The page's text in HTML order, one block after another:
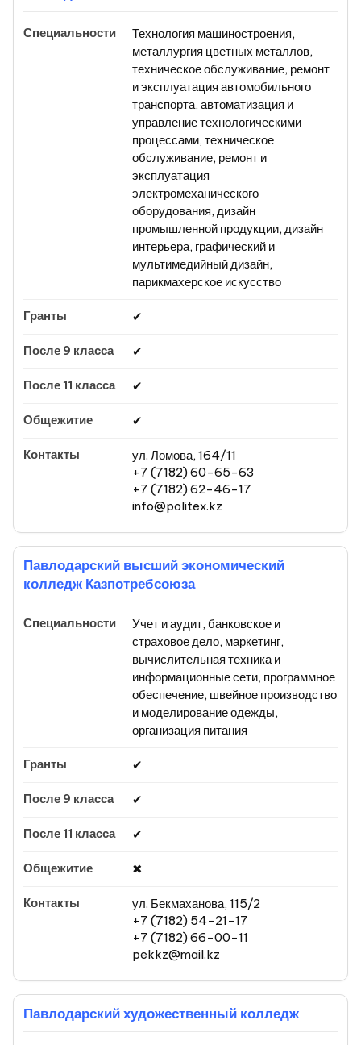
Технология машиностроения,
металлургия цветных металлов,
техническое обслуживание, ремонт
и эксплуатация автомобильного
транспорта, автоматизация и
управление технологическими
процессами, техническое
обслуживание, ремонт и
эксплуатация
электромеханического
оборудования, дизайн
промышленной продукции, дизайн
интерьера, графический и
мультимедийный дизайн,
парикмахерское искусство
✔
✔
✔
✔
ул. Ломова, 164/11
+7 (7182) 60-65-63
+7 (7182) 62-46-17
info@politex.kz
Павлодарский высший экономический
колледж Казпотребсоюза
Учет и аудит, банковское и
страховое дело, маркетинг,
вычислительная техника и
информационные сети, программное
обеспечение, швейное производство
и моделирование одежды,
организация питания
✔
✔
✔
✖
ул. Бекмаханова, 115/2
+7 (7182) 54-21-17
+7 (7182) 66-00-11
pekkz@mail.kz
Павлодарский художественный колледж